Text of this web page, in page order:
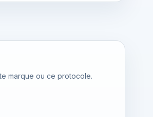
marque ou ce protocole.